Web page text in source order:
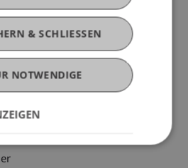
Daniel
- Bauerbe und Upcycling
Leiter Doktorat AR -
School of Architecture
& SCHLIESSEN
NOTWENDIGE